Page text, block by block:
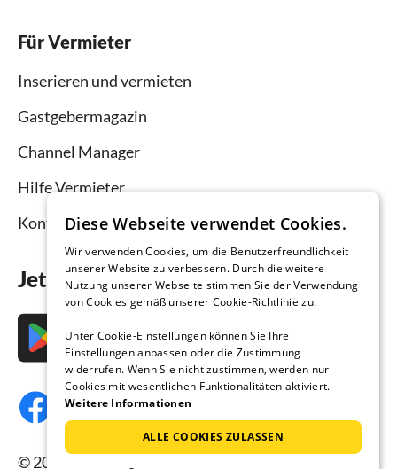
Für Vermieter
Inserieren und vermieten
Gastgebermagazin
Channel Manager
Hilfe Vermieter
Kontakt
Jetzt die App downloaden
© 2026 Ferienhausmiete.de, alle Rechte
Diese Webseite verwendet Cookies.
Wir verwenden Cookies, um die Benutzerfreundlichkeit
unserer Website zu verbessern. Durch die weitere
Nutzung unserer Webseite stimmen Sie der Verwendung
von Cookies gemäß unserer Cookie-Richtlinie zu.
Unter Cookie-Einstellungen können Sie Ihre
Einstellungen anpassen oder die Zustimmung
widerrufen. Wenn Sie nicht zustimmen, werden nur
Cookies mit wesentlichen Funktionalitäten aktiviert.
Weitere Informationen
ALLE COOKIES ZULASSEN